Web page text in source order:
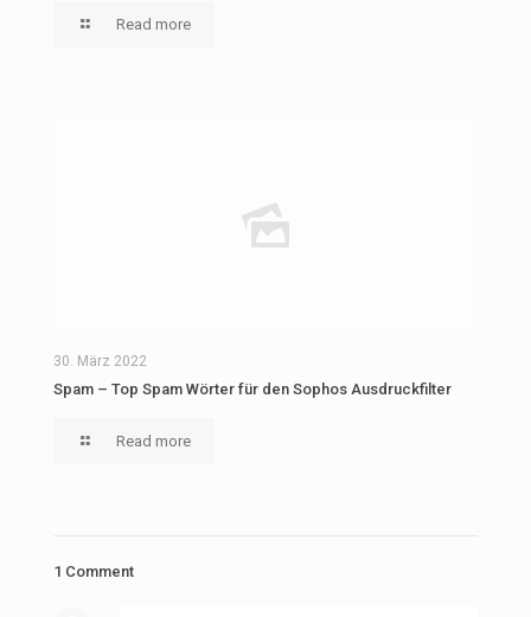
Read more
30. März 2022
Spam – Top Spam Wörter für den Sophos Ausdruckfilter
Read more
1 Comment